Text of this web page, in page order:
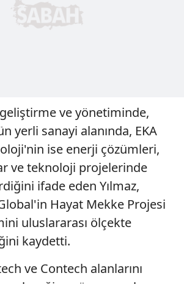
ve yönetiminde,
yerli sanayi alanında, EKA
ise enerji çözümleri,
ve teknoloji projelerinde
ifade eden Yılmaz,
Hayat Mekke Projesi
uluslararası ölçekte
kaydetti.
ve Contech alanlarını